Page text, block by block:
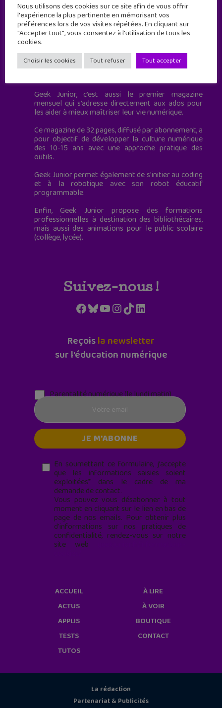
Geek Junior est le premier site de culture numérique
Geek Junior, c’est aussi le premier magazine
mensuel qui s’adresse directement aux ados pour
les aider à mieux maîtriser leur vie numérique.
Ce magazine de 32 pages, diffusé par abonnement, a
pour objectif de développer la culture numérique
des 10-15 ans avec une approche pratique des
outils.
Geek Junior permet également de s'initier au coding
et à la robotique avec son robot éducatif
programmable.
Enfin, Geek Junior propose des formations
professionnelles à destination des bibliothécaires,
mais aussi des animations pour le public scolaire
(collège, lycée).
Suivez-nous !
Facebook
Bluesky
YouTube
Instagram
TikTokLinkedIn
Reçoisla newsletter
sur l'éducation numérique
Parentalité numérique (le lundi matin)
En soumettant ce formulaire, j’accepte
que les informations saisies soient
exploitées* dans le cadre de ma
demande de contact.
Vous pouvez vous désabonner à tout
moment en cliquant sur le lien en bas de
page de nos emails. Pour obtenir plus
d'informations sur nos pratiques de
confidentialité, rendez-vous sur notre
site web
Nous utilisons des cookies sur ce site afin de vous offrir
l'expérience la plus pertinente en mémorisant vos
préférences lors de vos visites répétées. En cliquant sur
"Accepter tout", vous consentez à l'utilisation de tous les
cookies.
Choisir les cookies Tout refuser Tout accepter
ACCUEIL
ACTUS
APPLIS
TESTS
TUTOS
À LIRE
À VOIR
BOUTIQUE
CONTACT
La rédaction
Partenariat & Publicités